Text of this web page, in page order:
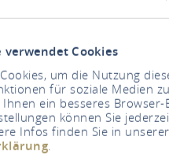
verwendet Cookies
um die Nutzung
für soziale Medien zu
ein besseres Browser-
können Sie
Infos finden Sie in unserer
.